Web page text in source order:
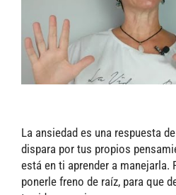
La ansiedad es una respuesta
dispara por tus propios
está en ti aprender a
ponerle freno de raíz, para que